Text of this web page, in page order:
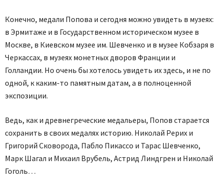
Конечно, медали Попова и сегодня можно увидеть в музеях:
в Эрмитаже и в Государственном историческом музее в
Москве, в Киевском музее им. Шевченко и в музее Кобзаря в
Черкассах, в музеях монетных дворов Франции и
Голландии. Но очень бы хотелось увидеть их здесь, и не по
одной, к каким-то памятным датам, а в полноценной
экспозиции.
Ведь, как и древнегреческие медальеры, Попов старается
сохранить в своих медалях историю. Николай Рерих и
Григорий Сковорода, Пабло Пикассо и Тарас Шевченко,
Марк Шагал и Михаил Врубель, Астрид Линдгрен и Николай
Гоголь…